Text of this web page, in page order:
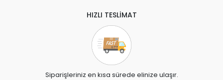
HIZLI TESLİMAT
Siparişleriniz en kısa sürede elinize ulaşır.